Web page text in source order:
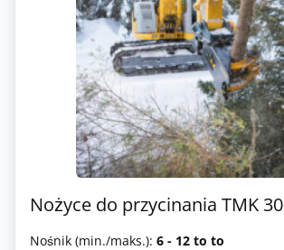
Nożyce do przycinania TMK
Nośnik (min./maks.): 6 - 12 to to